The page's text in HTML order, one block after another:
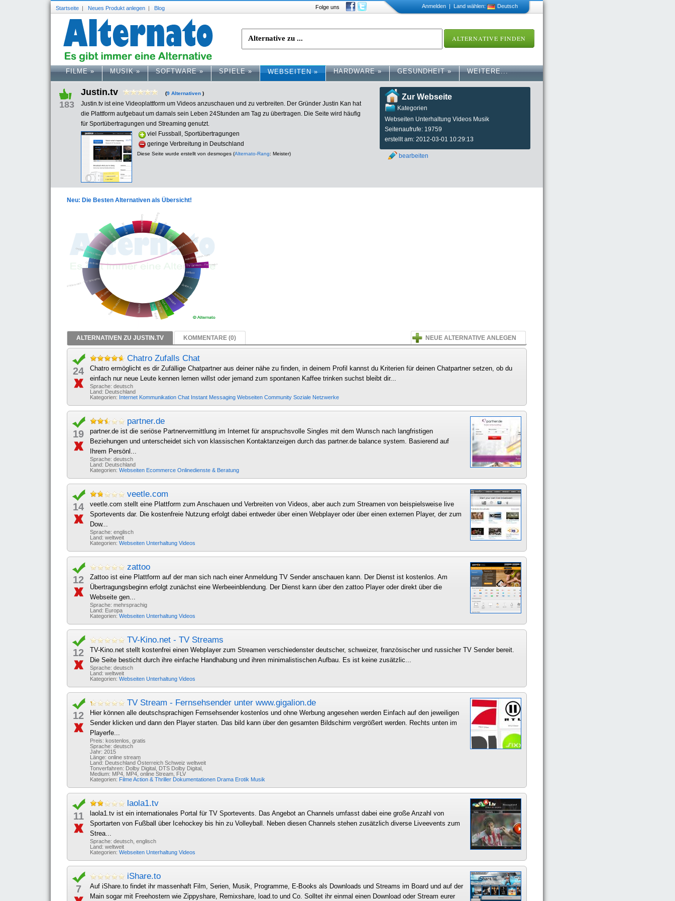
Startseite | Neues Produkt anlegen | Blog Folge uns Anmelden | Land wählen: Deutsch
ALTERNATIVE FINDEN
FILME» MUSIK» SOFTWARE» SPIELE» WEBSEITEN» HARDWARE» GESUNDHEIT» WEITERE...
Zur Webseite
Kategorien
Webseiten Unterhaltung Videos Musik
Seitenaufrufe: 19759
erstellt am: 2012-03-01 10:29:13
bearbeiten
183
Justin.tv (9 Alternativen )
Justin.tv ist eine Videoplattform um Videos anzuschauen und zu verbreiten. Der Gründer Justin Kan hat
die Plattform aufgebaut um damals sein Leben 24Stunden am Tag zu übertragen. Die Seite wird häufig
für Sportübertragungen und Streaming genutzt.
viel Fussball, Sportübertragungen
geringe Verbreitung in Deutschland
Diese Seite wurde erstellt von desmoges (Alternato-Rang: Meister)
Neu: Die Besten Alternativen als Übersicht!
ALTERNATIVEN ZU JUSTIN.TV KOMMENTARE (0) NEUE ALTERNATIVE ANLEGEN
24
Chatro Zufalls Chat
Chatro ermöglicht es dir Zufällige Chatpartner aus deiner nähe zu finden, in deinem Profil kannst du Kriterien für deinen Chatpartner setzen, ob du
einfach nur neue Leute kennen lernen willst oder jemand zum spontanen Kaffee trinken suchst bleibt dir...
Sprache: deutsch
Land: Deutschland
Kategorien: Internet Kommunikation Chat Instant Messaging Webseiten Community Soziale Netzwerke
19
partner.de
partner.de ist die seriöse Partnervermittlung im Internet für anspruchsvolle Singles mit dem Wunsch nach langfristigen
Beziehungen und unterscheidet sich von klassischen Kontaktanzeigen durch das partner.de balance system. Basierend auf
Ihrem Persönl...
Sprache: deutsch
Land: Deutschland
Kategorien: Webseiten Ecommerce Onlinedienste & Beratung
14
veetle.com
veetle.com stellt eine Plattform zum Anschauen und Verbreiten von Videos, aber auch zum Streamen von beispielsweise live
Sportevents dar. Die kostenfreie Nutzung erfolgt dabei entweder über einen Webplayer oder über einen externen Player, der zum
Dow...
Sprache: englisch
Land: weltweit
Kategorien: Webseiten Unterhaltung Videos
12
zattoo
Zattoo ist eine Plattform auf der man sich nach einer Anmeldung TV Sender anschauen kann. Der Dienst ist kostenlos. Am
Übertragungsbeginn erfolgt zunächst eine Werbeeinblendung. Der Dienst kann über den zattoo Player oder direkt über die
Webseite gen...
Sprache: mehrsprachig
Land: Europa
Kategorien: Webseiten Unterhaltung Videos
12
TV-Kino.net - TV Streams
TV-Kino.net stellt kostenfrei einen Webplayer zum Streamen verschiedenster deutscher, schweizer, französischer und russicher TV Sender bereit.
Die Seite besticht durch ihre einfache Handhabung und ihren minimalistischen Aufbau. Es ist keine zusätzlic...
Sprache: deutsch
Land: weltweit
Kategorien: Webseiten Unterhaltung Videos
12
TV Stream - Fernsehsender unter www.gigalion.de
Hier können alle deutschsprachigen Fernsehsender kostenlos und ohne Werbung angesehen werden Einfach auf den jeweiligen
Sender klicken und dann den Player starten. Das bild kann über den gesamten Bildschirm vergrößert werden. Rechts unten im
Playerfe...
Preis: kostenlos, gratis
Sprache: deutsch
Jahr: 2015
Länge: online stream
Land: Deutschland Österreich Schweiz weltweit
Tonverfahren: Dolby Digital, DTS Dolby Digital,
Medium: MP4, MP4, online Stream, FLV
Kategorien: FilmeAction & Thriller Dokumentationen Drama Erotik Musik
11
laola1.tv
laola1.tv ist ein internationales Portal für TV Sportevents. Das Angebot an Channels umfasst dabei eine große Anzahl von
Sportarten von Fußball über Icehockey bis hin zu Volleyball. Neben diesen Channels stehen zusätzlich diverse Liveevents zum
Strea...
Sprache: deutsch, englisch
Land: weltweit
Kategorien: Webseiten Unterhaltung Videos
7
iShare.to
Auf iShare.to findet ihr massenhaft Film, Serien, Musik, Programme, E-Books als Downloads und Streams im Board und auf der
Main sogar mit Freehostern wie Zippyshare, Remixshare, load.to und Co. Solltet ihr einmal einen Download oder Stream eurer